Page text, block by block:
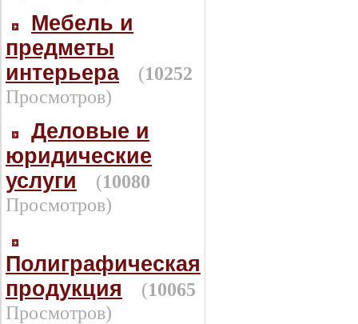
Мебель и
предметы
интерьера
(10252
Просмотров)
Деловые и
юридические
услуги
(10080
Просмотров)
Полиграфическая
продукция
(10065
Просмотров)